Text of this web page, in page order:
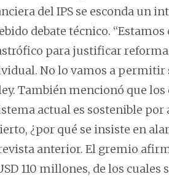
del IPS se esconda un
debate técnico.
para justificar
No lo vamos a permitir
También mencionó que
actual es sostenible por
¿por qué se insiste en
anterior. El gremio
110 millones, de los